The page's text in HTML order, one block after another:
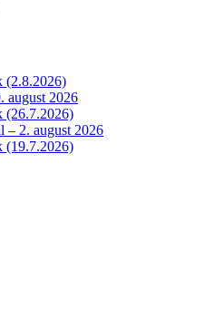
(2.8.2026)
august 2026
(26.7.2026)
– 2. august 2026
(19.7.2026)